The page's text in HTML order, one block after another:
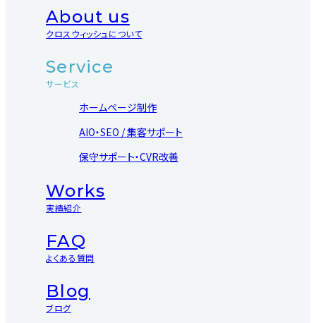
About us
クロスウィッシュについて
Service
サービス
ホームページ制作
AIO・SEO / 集客サポート
保守サポート・CVR改善
Works
実績紹介
FAQ
よくある質問
Blog
ブログ